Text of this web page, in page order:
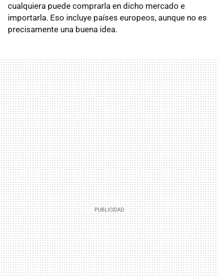
cualquiera puede comprarla en dicho mercado e
importarla. Eso incluye países europeos, aunque no es
precisamente una buena idea.